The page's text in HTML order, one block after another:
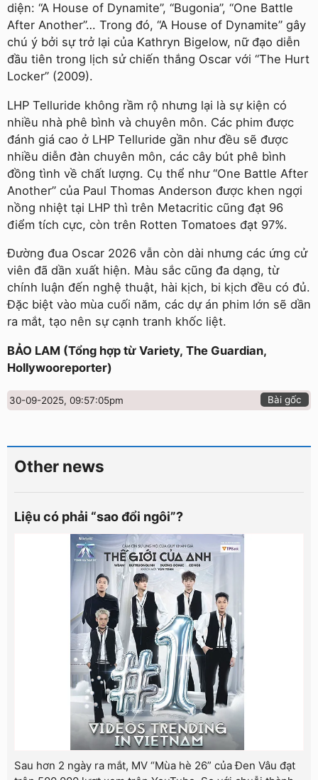
diện: “A House of Dynamite”, “Bugonia”, “One Battle
After Another”… Trong đó, “A House of Dynamite” gây
chú ý bởi sự trở lại của Kathryn Bigelow, nữ đạo diễn
đầu tiên trong lịch sử chiến thắng Oscar với “The Hurt
Locker” (2009).
LHP Telluride không rầm rộ nhưng lại là sự kiện có
nhiều nhà phê bình và chuyên môn. Các phim được
đánh giá cao ở LHP Telluride gần như đều sẽ được
nhiều diễn đàn chuyên môn, các cây bút phê bình
đồng tình về chất lượng. Cụ thể như “One Battle After
Another” của Paul Thomas Anderson được khen ngợi
nồng nhiệt tại LHP thì trên Metacritic cũng đạt 96
điểm tích cực, còn trên Rotten Tomatoes đạt 97%.
Đường đua Oscar 2026 vẫn còn dài nhưng các ứng cử
viên đã dần xuất hiện. Màu sắc cũng đa dạng, từ
chính luận đến nghệ thuật, hài kịch, bi kịch đều có đủ.
Đặc biệt vào mùa cuối năm, các dự án phim lớn sẽ dần
ra mắt, tạo nên sự cạnh tranh khốc liệt.
BẢO LAM (Tổng hợp từ Variety, The Guardian,
Hollywooreporter)
30-09-2025, 09:57:05pm Bài gốc
Other news
Liệu có phải “sao đổi ngôi”?
Sau hơn 2 ngày ra mắt, MV “Mùa hè 26” của Đen Vâu đạt